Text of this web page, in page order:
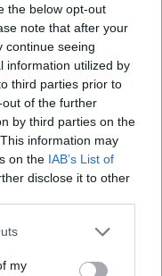
the below opt-out
note that after your
continue seeing
information utilized by
third parties prior to
of the further
by third parties on the
information may
on the IAB’s List of
disclose it to other
one or more Google
You may click to
my
σε